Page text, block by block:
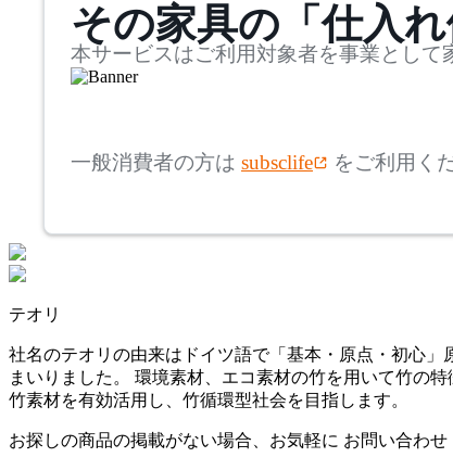
アダルトータルインテリ
アコレクション
アルペール
検索
~
~
mm
その家具の「仕入
本サービスはご利用対象者を事業として
一般消費者の方は subsclife をご利用く
テオリ
社名のテオリの由来はドイツ語で「基本・原点・初心
まいりました。 環境素材、エコ素材の竹を用いて竹の
竹素材を有効活用し、竹循環型社会を目指します。
お探しの商品の掲載がない場合、お気軽に お問い合わせ